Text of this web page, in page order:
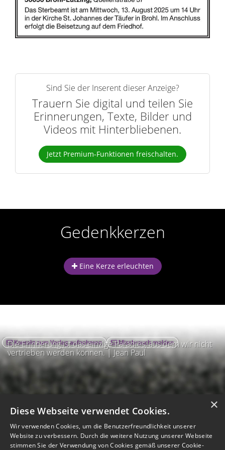
Sind Sie der Inserent dieser Anzeige?
Trauern Sie digital und teilen Sie
Erinnerungen, Texte, Bilder und
Videos mit Hinterbliebenen.
Jetzt Premium-Funktionen freischalten.
Gedenkkerzen
Eine Kerze erleuchten
Die Erinnerung ist das einzige Paradies, aus dem wir nicht
vertrieben werden können. | Jean Paul
Kontakt zum Verlag aufnehmen Missbrauch melden
×
Diese Webseite verwendet Cookies.
Wir verwenden Cookies, um die Benutzerfreundlichkeit unserer
Website zu verbessern. Durch die weitere Nutzung unserer Webseite
stimmen Sie der Verwendung von Cookies gemäß unserer Cookie-